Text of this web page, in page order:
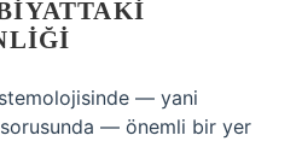
— yani
— önemli bir yer